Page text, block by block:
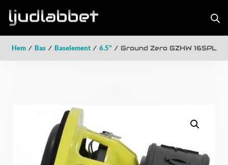
Hem/ Bas/ Baselement/ 6.5" / Ground Zero GZHW 16SPL